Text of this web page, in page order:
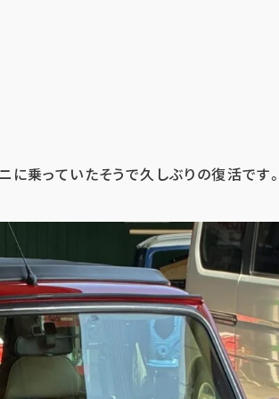
に乗っていたそうで久しぶりの復活です